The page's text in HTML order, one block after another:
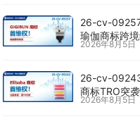
26-cv-
瑜伽商标跨
TRO冻结风险
2026年8月5日
26-cv-
商标TRO突
卷持续升级
2026年8月5日